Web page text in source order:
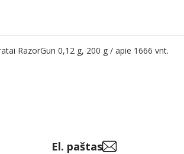
RazorGun 0,12 g, 200 g / apie 1666 vnt.
El. paštas